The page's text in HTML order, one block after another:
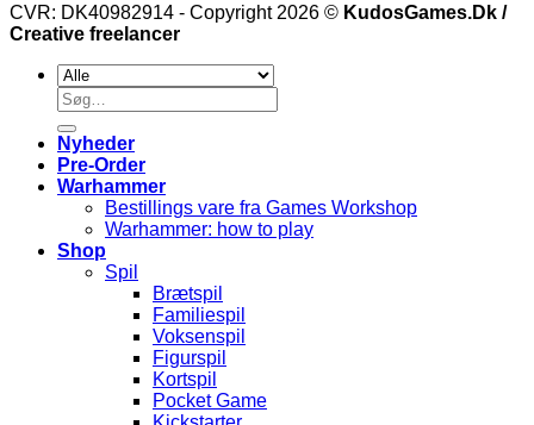
CVR: DK40982914 - Copyright 2026 © KudosGames.Dk /
Creative freelancer
Søg
efter:
Nyheder
Pre-Order
Warhammer
Bestillings vare fra Games Workshop
Warhammer: how to play
Shop
Spil
Brætspil
Familiespil
Voksenspil
Figurspil
Kortspil
Pocket Game